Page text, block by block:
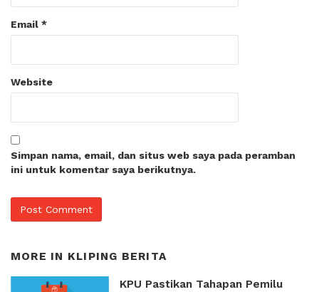
Email *
Website
Simpan nama, email, dan situs web saya pada peramban
ini untuk komentar saya berikutnya.
MORE IN KLIPING BERITA
KPU Pastikan Tahapan Pemilu